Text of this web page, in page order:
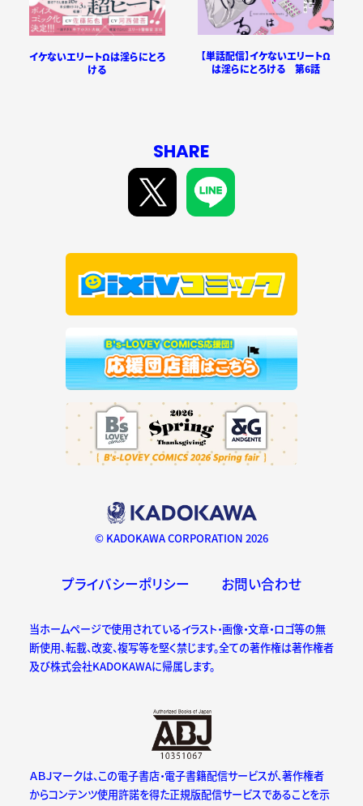
イケないエリートΩは淫らにとろ
ける
【単話配信】イケないエリートΩ
は淫らにとろける 第6話
SHARE
© KADOKAWA CORPORATION 2026
プライバシーポリシー お問い合わせ
当ホームページで使用されているイラスト・画像・文章・ロゴ等の無
断使用、転載、改変、複写等を堅く禁じます。全ての著作権は著作権者
及び株式会社KADOKAWAに帰属します。
ＡＢＪマークは、この電子書店・電子書籍配信サービスが、著作権者
からコンテンツ使用許諾を得た正規版配信サービスであることを示